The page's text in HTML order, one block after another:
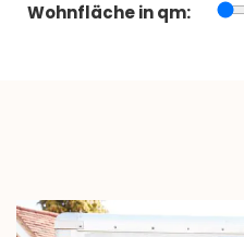
Wohnfläche in qm: